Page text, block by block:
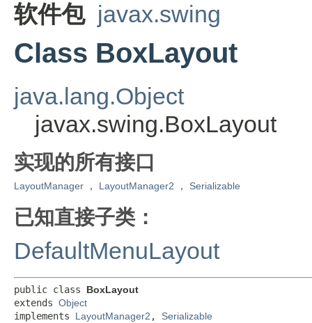
软件包 javax.swing
Class BoxLayout
java.lang.Object
javax.swing.BoxLayout
实现的所有接口
LayoutManager ， LayoutManager2 ， Serializable
已知直接子类：
DefaultMenuLayout
public class BoxLayout
extends Object
implements LayoutManager2 , Serializable